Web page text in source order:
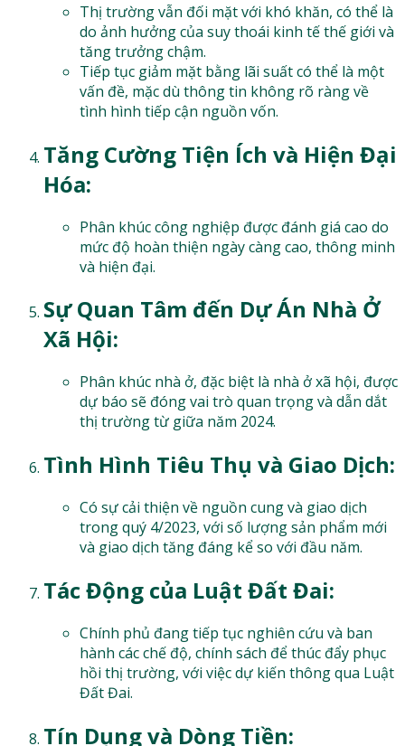
Thị trường vẫn đối mặt với khó khăn, có thể là
do ảnh hưởng của suy thoái kinh tế thế giới và
tăng trưởng chậm.
Tiếp tục giảm mặt bằng lãi suất có thể là một
vấn đề, mặc dù thông tin không rõ ràng về
tình hình tiếp cận nguồn vốn.
Tăng Cường Tiện Ích và Hiện Đại
Hóa:
Phân khúc công nghiệp được đánh giá cao do
mức độ hoàn thiện ngày càng cao, thông minh
và hiện đại.
Sự Quan Tâm đến Dự Án Nhà Ở
Xã Hội:
Phân khúc nhà ở, đặc biệt là nhà ở xã hội, được
dự báo sẽ đóng vai trò quan trọng và dẫn dắt
thị trường từ giữa năm 2024.
Tình Hình Tiêu Thụ và Giao Dịch:
Có sự cải thiện về nguồn cung và giao dịch
trong quý 4/2023, với số lượng sản phẩm mới
và giao dịch tăng đáng kể so với đầu năm.
Tác Động của Luật Đất Đai:
Chính phủ đang tiếp tục nghiên cứu và ban
hành các chế độ, chính sách để thúc đẩy phục
hồi thị trường, với việc dự kiến thông qua Luật
Đất Đai.
Tín Dụng và Dòng Tiền: